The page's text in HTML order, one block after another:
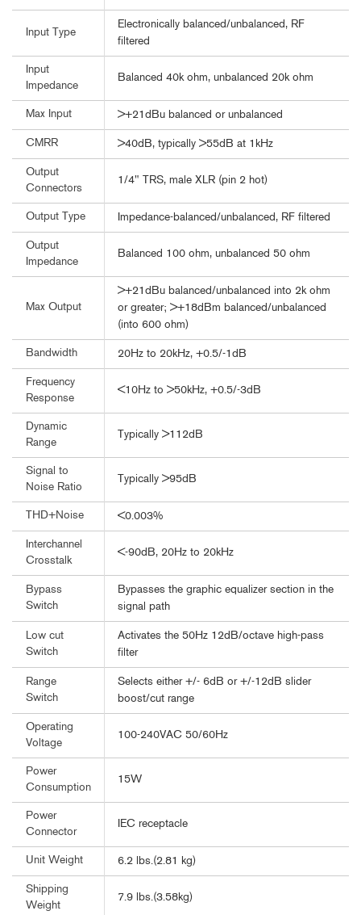
Input Type
Electronically balanced/unbalanced, RF
filtered
Input
Impedance
Balanced 40k ohm, unbalanced 20k ohm
Max Input >+21dBu balanced or unbalanced
CMRR >40dB, typically >55dB at 1kHz
Output
Connectors
1/4" TRS, male XLR (pin 2 hot)
Output Type Impedance-balanced/unbalanced, RF filtered
Output
Impedance
Balanced 100 ohm, unbalanced 50 ohm
Max Output
>+21dBu balanced/unbalanced into 2k ohm
or greater; >+18dBm balanced/unbalanced
(into 600 ohm)
Bandwidth 20Hz to 20kHz, +0.5/-1dB
Frequency
Response
<10Hz to >50kHz, +0.5/-3dB
Dynamic
Range
Typically >112dB
Signal to
Noise Ratio
Typically >95dB
THD+Noise <0.003%
Interchannel
Crosstalk
<-90dB, 20Hz to 20kHz
Bypass
Switch
Bypasses the graphic equalizer section in the
signal path
Low cut
Switch
Activates the 50Hz 12dB/octave high-pass
filter
Range
Switch
Selects either +/- 6dB or +/-12dB slider
boost/cut range
Operating
Voltage
100-240VAC 50/60Hz
Power
Consumption
15W
Power
Connector
IEC receptacle
Unit Weight 6.2 lbs.(2.81 kg)
Shipping
Weight
7.9 lbs.(3.58kg)